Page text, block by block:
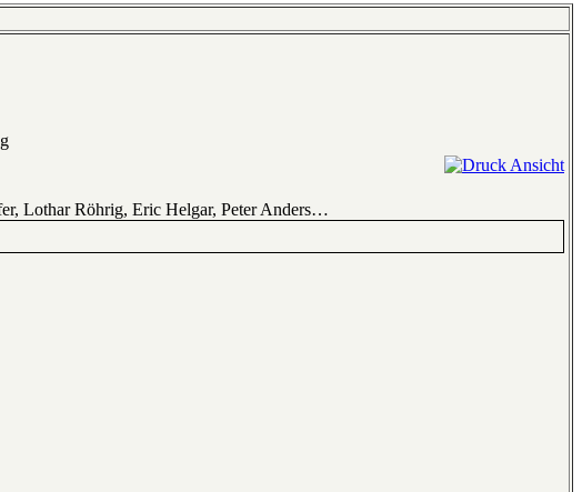
Lothar Röhrig, Eric Helgar, Peter Anders…